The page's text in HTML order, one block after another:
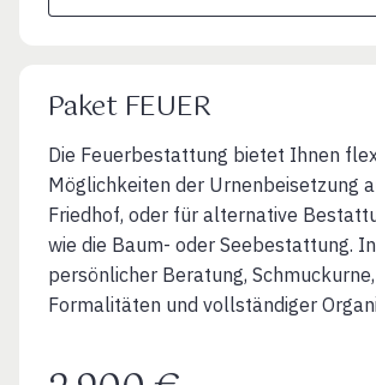
Paket FEUER
Die Feuerbestattung bietet Ihnen
Möglichkeiten der Urnenbeisetzung
Friedhof, oder für alternative
wie die Baum- oder Seebestattung.
persönlicher Beratung,
Formalitäten und vollständiger